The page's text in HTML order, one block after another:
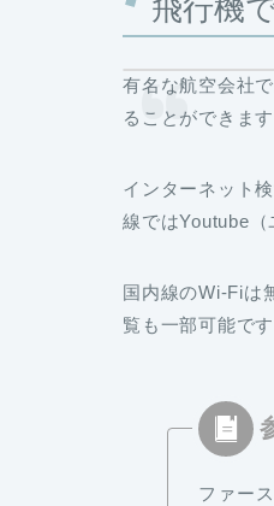
飛行機
有名な航空会社
ることができます
インターネット
線ではYoutube
国内線のWi-Fiは
覧も一部可能です
ファー